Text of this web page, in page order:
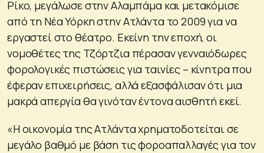
Ρίκο, μεγάλωσε στην Αλαμπάμα και μετακόμισε
από τη Νέα Υόρκη στην Ατλάντα το 2009 για να
εργαστεί στο θέατρο. Εκείνη την εποχή, οι
νομοθέτες της Τζόρτζια πέρασαν γενναιόδωρες
φορολογικές πιστώσεις για ταινίες – κίνητρα που
έφεραν επιχειρήσεις, αλλά εξασφάλισαν ότι μια
μακρά απεργία θα γινόταν έντονα αισθητή εκεί.
«Η οικονομία της Ατλάντα χρηματοδοτείται σε
μεγάλο βαθμό με βάση τις φοροαπαλλαγές για τον